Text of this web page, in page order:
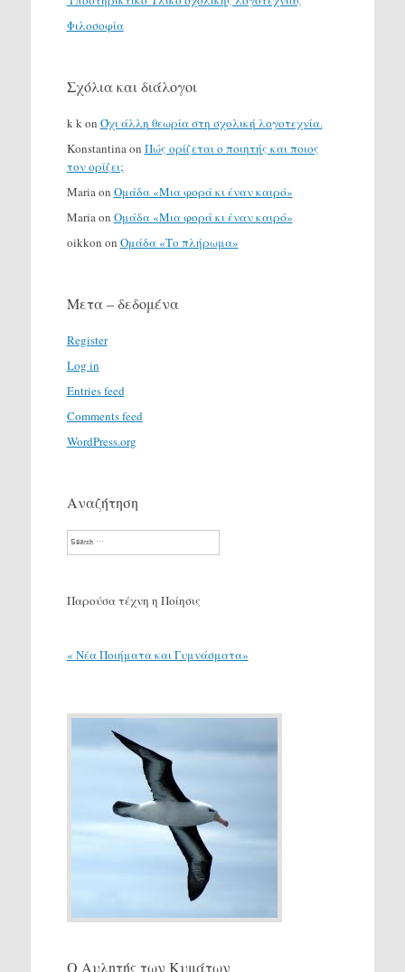
Φιλοσοφία
Σχόλια και διάλογοι
k kon Όχι άλλη θεωρία στη σχολική λογοτεχνία.
Konstantinaon Πώς ορίζεται ο ποιητής και ποιος
τον ορίζει;
Mariaon Ομάδα «Μια φορά κι έναν καιρό»
Mariaon Ομάδα «Μια φορά κι έναν καιρό»
oikkon on Ομάδα «Το πλήρωμα»
Μετα – δεδομένα
Register
Log in
Entries feed
Comments feed
WordPress.org
Αναζήτηση
Search
Παρούσα τέχνη η Ποίησις
« Νέα Ποιήματα και Γυμνάσματα»
Ο Αυλητής των Κυμάτων